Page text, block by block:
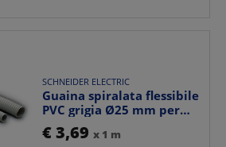
SCHNEIDER ELECTRIC
Guaina spiralata flessibile
PVC grigia Ø25 mm per
installazione c...
€ 3,69 x 1 m